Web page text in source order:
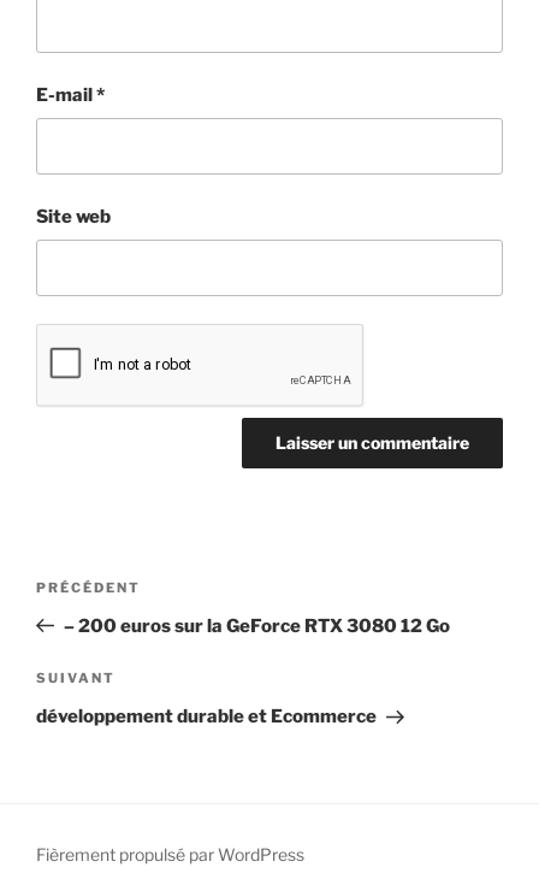
E-mail*
Site web
Navigation
l’article
Article
précédent
PRÉCÉDENT
– 200 euros sur la GeForce RTX 3080 12 Go
Article
suivant
SUIVANT
développement durable et Ecommerce
Fièrement propulsé par WordPress